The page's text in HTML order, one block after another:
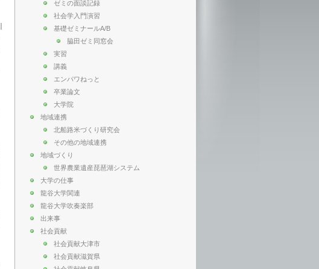
ゼミの面談記録
社会学入門演習
基礎ゼミナールA/B
脇田ゼミ同窓会
実習
講義
エンパワねっと
卒業論文
大学院
地域連携
北船路米づくり研究会
その他の地域連携
地域づくり
世界農業遺産琵琶湖システム
大学の仕事
龍谷大学関連
龍谷大学吹奏楽部
出来事
社会貢献
社会貢献大津市
社会貢献滋賀県